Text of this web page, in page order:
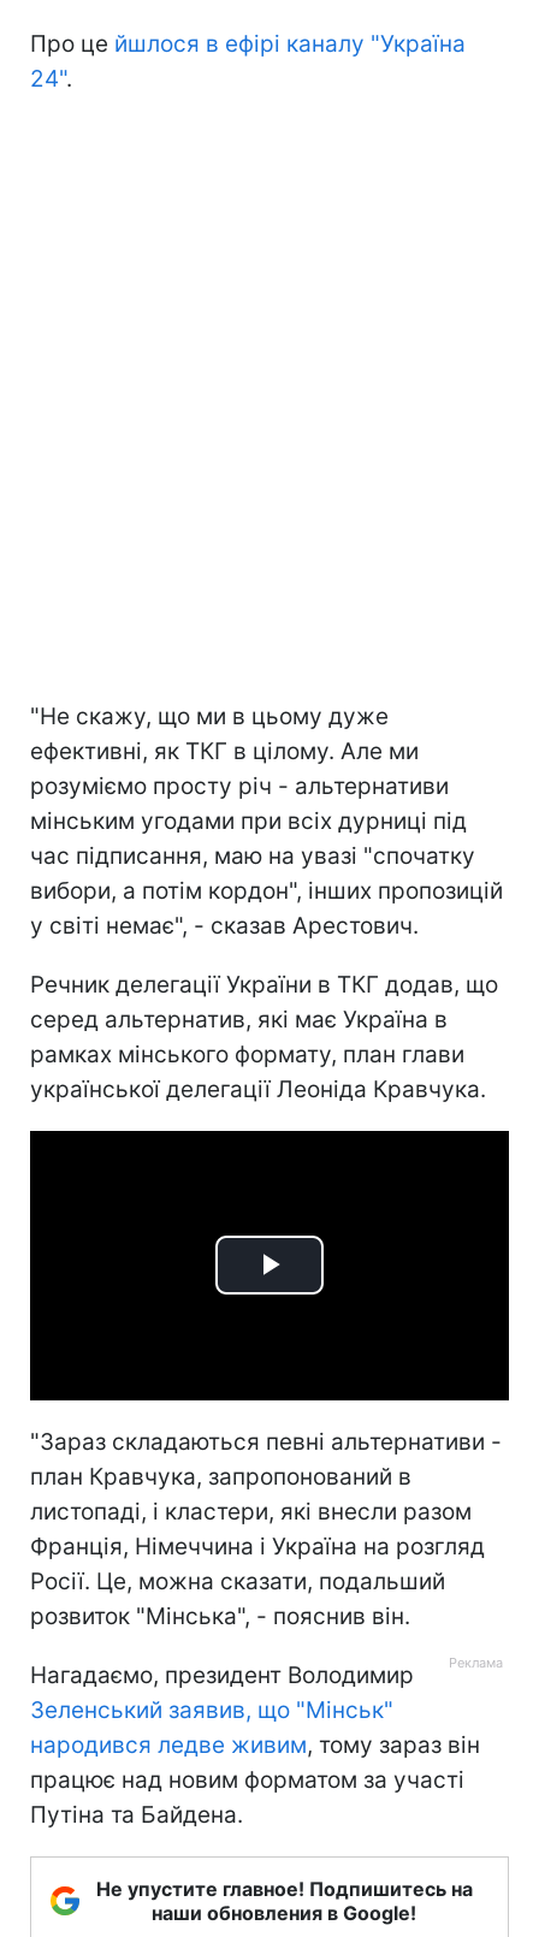
Про це йшлося в ефірі каналу "Україна
24".
"Не скажу, що ми в цьому дуже
ефективні, як ТКГ в цілому. Але ми
розуміємо просту річ - альтернативи
мінським угодами при всіх дурниці під
час підписання, маю на увазі "спочатку
вибори, а потім кордон", інших пропозицій
у світі немає", - сказав Арестович.
Речник делегації України в ТКГ додав, що
серед альтернатив, які має Україна в
рамках мінського формату, план глави
української делегації Леоніда Кравчука.
Play
"Зараз складаються певні альтернативи -
план Кравчука, запропонований в
листопаді, і кластери, які внесли разом
Франція, Німеччина і Україна на розгляд
Росії. Це, можна сказати, подальший
розвиток "Мінська", - пояснив він.
Нагадаємо, президент Володимир
Зеленський заявив, що "Мінськ"
народився ледве живим, тому зараз він
працює над новим форматом за участі
Путіна та Байдена.
Не упустите главное! Подпишитесь на
наши обновления в Google!